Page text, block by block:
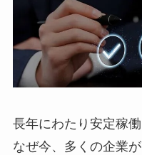
長年にわたり安定稼
なぜ今、多くの企業